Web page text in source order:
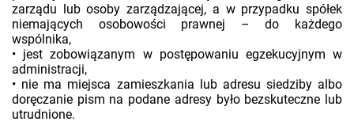
zarządu lub osoby zarządzającej, a w przypadku spółek
niemających osobowości prawnej – do każdego
wspólnika,
• jest zobowiązanym w postępowaniu egzekucyjnym w
administracji,
• nie ma miejsca zamieszkania lub adresu siedziby albo
doręczanie pism na podane adresy było bezskuteczne lub
utrudnione.